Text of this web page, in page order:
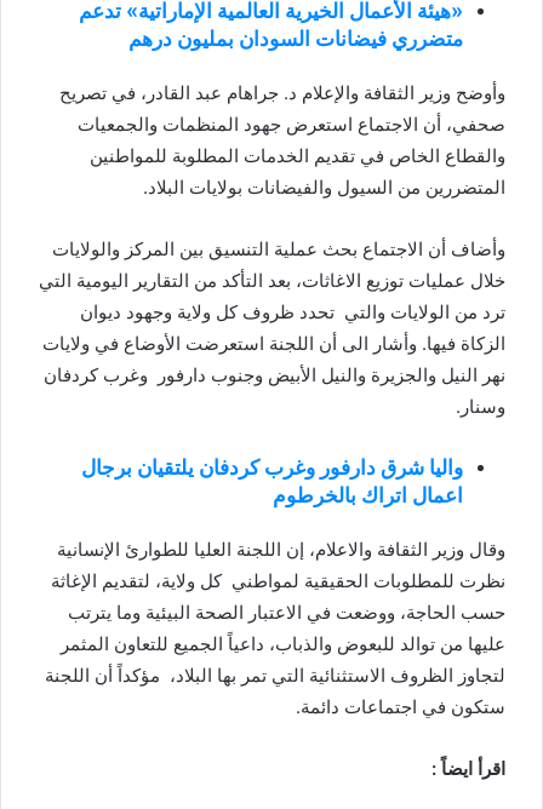
«هيئة الأعمال الخيرية العالمية الإماراتية» تدعم
متضرري فيضانات السودان بمليون درهم
وأوضح وزير الثقافة والإعلام د. جراهام عبد القادر، في تصريح
صحفي، أن الاجتماع استعرض جهود المنظمات والجمعيات
والقطاع الخاص في تقديم الخدمات المطلوبة للمواطنين
المتضررين من السيول والفيضانات بولايات البلاد.
وأضاف أن الاجتماع بحث عملية التنسيق بين المركز والولايات
خلال عمليات توزيع الاغاثات، بعد التأكد من التقارير اليومية التي
ترد من الولايات والتي تحدد ظروف كل ولاية وجهود ديوان
الزكاة فيها. وأشار الى أن اللجنة استعرضت الأوضاع في ولايات
نهر النيل والجزيرة والنيل الأبيض وجنوب دارفور وغرب كردفان
وسنار.
واليا شرق دارفور وغرب كردفان يلتقيان برجال
اعمال اتراك بالخرطوم
وقال وزير الثقافة والاعلام، إن اللجنة العليا للطوارئ الإنسانية
نظرت للمطلوبات الحقيقية لمواطني كل ولاية، لتقديم الإغاثة
حسب الحاجة، ووضعت في الاعتبار الصحة البيئية وما يترتب
عليها من توالد للبعوض والذباب، داعياً الجميع للتعاون المثمر
لتجاوز الظروف الاستثنائية التي تمر بها البلاد، مؤكداً أن اللجنة
ستكون في اجتماعات دائمة.
اقرأ ايضاً :